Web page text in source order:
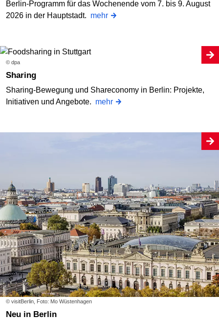
Berlin-Programm für das Wochenende vom 7. bis 9. August
2026 in der Hauptstadt. mehr
© dpa
Sharing
Sharing-Bewegung und Shareconomy in Berlin: Projekte,
Initiativen und Angebote. mehr
© visitBerlin, Foto: Mo Wüstenhagen
Neu in Berlin